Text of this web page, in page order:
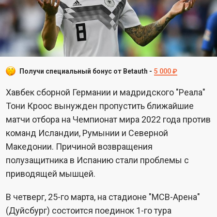
Получи специальный бонус от Betauth - 5 000 ₽
Хавбек сборной Германии и мадридского "Реала"
Тони Кроос вынужден пропустить ближайшие
матчи отбора на Чемпионат мира 2022 года против
команд Исландии, Румынии и Северной
Македонии. Причиной возвращения
полузащитника в Испанию стали проблемы с
приводящей мышцей.
В четверг, 25-го марта, на стадионе "МСВ-Арена"
(Дуйсбург) состоится поединок 1-го тура